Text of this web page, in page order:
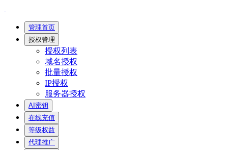
管理首页
授权管理
授权列表
域名授权
批量授权
IP授权
服务器授权
AI密钥
在线充值
等级权益
代理推广